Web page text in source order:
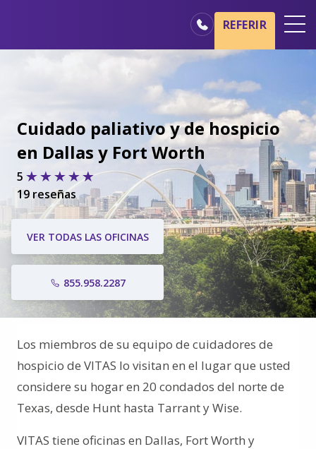
Básicos del cuidado de hospicio
Profesionales médicos
Familiares y cuidadores
REFERIR
Cuidado paliativo y de hospicio
en Dallas y Fort Worth
5
19 reseñas
855.958.2287
VER TODAS LAS OFICINAS
Los miembros de su equipo de cuidadores de
hospicio de VITAS lo visitan en el lugar que usted
considere su hogar en 20 condados del norte de
Texas, desde Hunt hasta Tarrant y Wise.
VITAS tiene oficinas en Dallas, Fort Worth y